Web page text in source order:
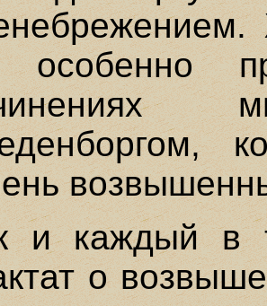
особенно
и каждый в
о